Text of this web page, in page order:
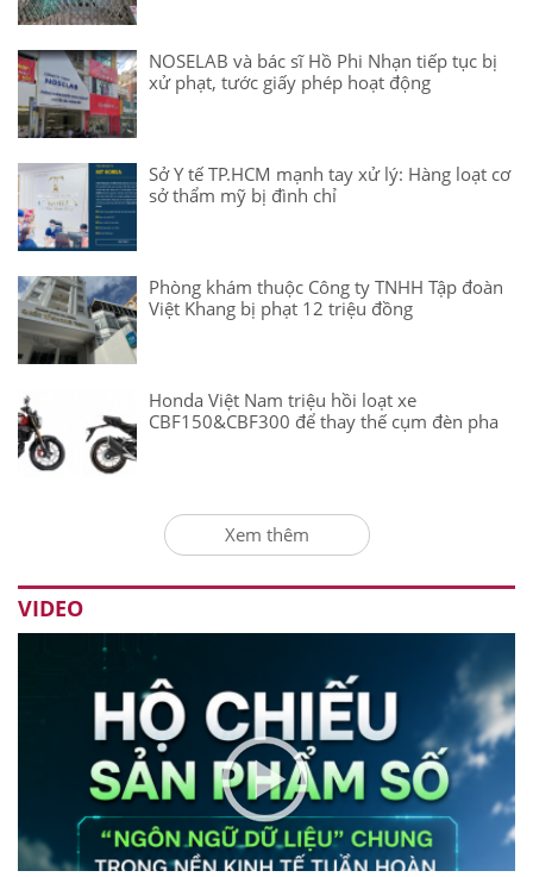
NOSELAB và bác sĩ Hồ Phi Nhạn tiếp tục bị
xử phạt, tước giấy phép hoạt động
Sở Y tế TP.HCM mạnh tay xử lý: Hàng loạt cơ
sở thẩm mỹ bị đình chỉ
Phòng khám thuộc Công ty TNHH Tập đoàn
Việt Khang bị phạt 12 triệu đồng
Honda Việt Nam triệu hồi loạt xe
CBF150&CBF300 để thay thế cụm đèn pha
Xem thêm
VIDEO